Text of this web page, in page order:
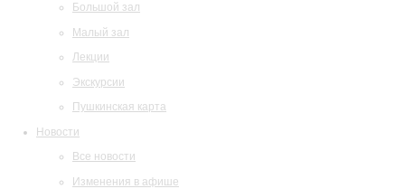
Большой зал
Малый зал
Лекции
Экскурсии
Пушкинская карта
Новости
Все новости
Изменения в афише